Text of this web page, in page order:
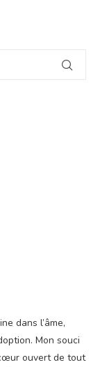
dans l’âme,
Mon souci
ouvert de tout